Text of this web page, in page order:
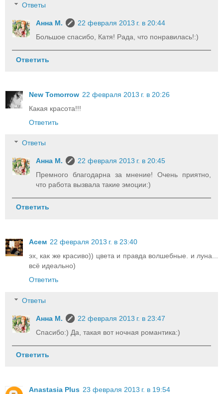
Ответы
Анна М.
22 февраля 2013 г. в 20:44
Большое спасибо, Катя! Рада, что понравилась!:)
Ответить
New Tomorrow 22 февраля 2013 г. в 20:26
Какая красота!!!
Ответить
Ответы
Анна М.
22 февраля 2013 г. в 20:45
Премного благодарна за мнение! Очень приятно,
что работа вызвала такие эмоции:)
Ответить
Асем 22 февраля 2013 г. в 23:40
эх, как же красиво)) цвета и правда волшебные. и луна...
всё идеально)
Ответить
Ответы
Анна М.
22 февраля 2013 г. в 23:47
Cпасибо:) Да, такая вот ночная романтика:)
Ответить
Anastasia Plus 23 февраля 2013 г. в 19:54